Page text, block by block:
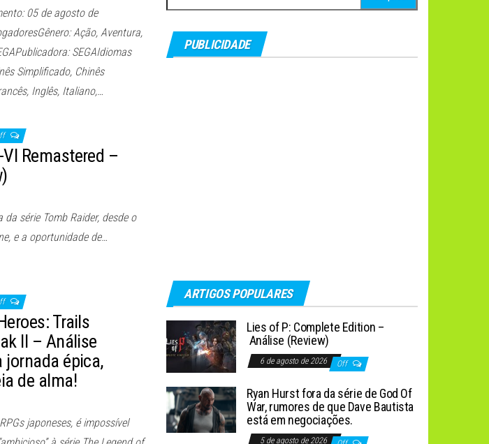
05 de agosto de
Ação, Aventura,
SEGAIdiomas
Simplificado, Chinês
Inglês, Italiano,…
Remastered –
série Tomb Raider, desde o
e a oportunidade de…
Trails
II – Análise
jornada épica,
de alma!
japoneses, é impossível
por:
PUBLICIDADE
ARTIGOS POPULARES
Lies of P: Complete Edition –
Análise (Review)
6 de agosto de 2026 Off
Ryan Hurst fora da série de God Of
War, rumores de que Dave Bautista
está em negociações.
5 de agosto de 2026